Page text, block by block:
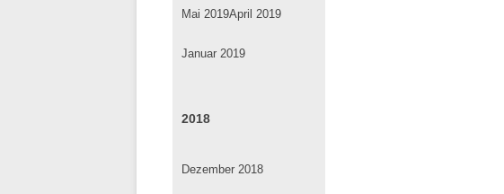
Mai 2019April 2019
Januar 2019
2018
Dezember 2018